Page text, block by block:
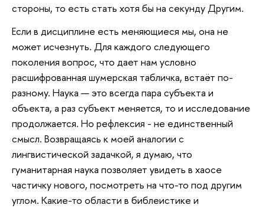
стороны, то есть стать хотя бы на секунду Другим.
Если в дисциплине есть меняющиеся мы, она не
может исчезнуть. Для каждого следующего
поколения вопрос, что дает нам условно
расшифрованная шумерская табличка, встаёт по-
разному. Наука — это всегда пара субъекта и
объекта, а раз субъект меняется, то и исследование
продолжается. Но рефлексия - не единственный
смысл. Возвращаясь к моей аналогии с
лингвистической задачкой, я думаю, что
гуманитарная наука позволяет увидеть в хаосе
частичку нового, посмотреть на что-то под другим
углом. Какие-то области в библеистике и